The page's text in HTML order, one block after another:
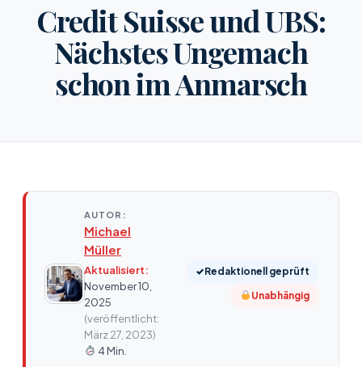
Credit Suisse und UBS:
Nächstes Ungemach
schon im Anmarsch
AUTOR:
Michael
Müller
Aktualisiert:
November 10,
2025
(veröffentlicht:
März 27, 2023)
4 Min.
✓Redaktionell geprüft
Unabhängig